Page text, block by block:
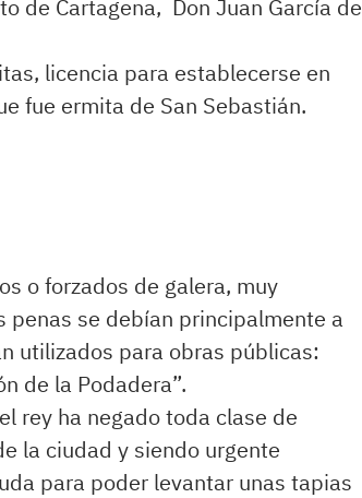
de Cartagena, Don Juan García de
licencia para establecerse en
fue ermita de San Sebastián.
o forzados de galera, muy
se debían principalmente a
utilizados para obras públicas:
de la Podadera”.
rey ha negado toda clase de
la ciudad y siendo urgente
para poder levantar unas tapias